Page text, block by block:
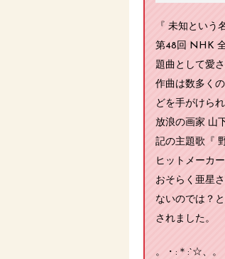
『 未知という
第48回 NHK
題曲として愛さ
作曲は数多く
どを手がけら
放浪の画家 山
記の主題歌『
ヒットメーカー
おそらく亜星
ないのでは？
されました。
。・:＊:`☆、